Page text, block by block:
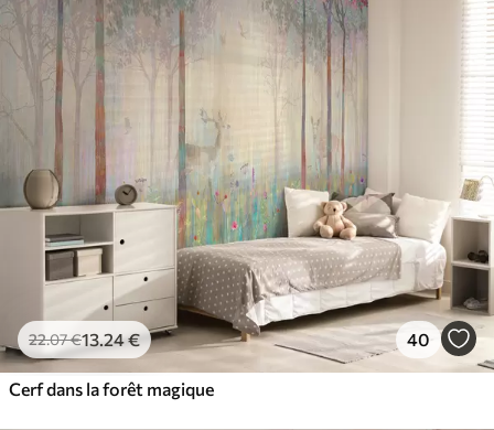
22.07€13.24€ 40
Cerf dans la forêt magique